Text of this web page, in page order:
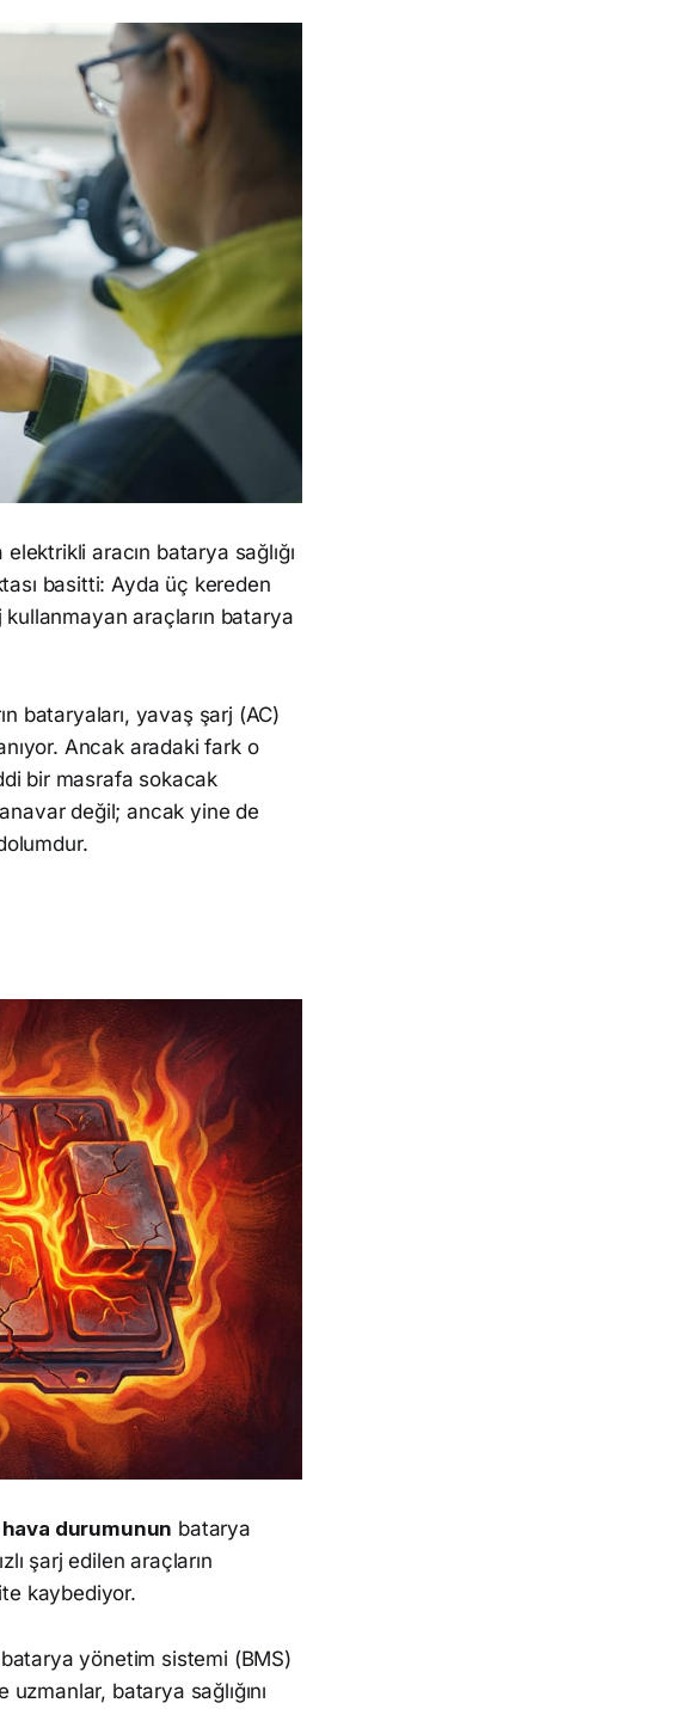
aracın batarya sağlığı
basitti: Ayda üç kereden
kullanmayan araçların batarya
bataryaları, yavaş şarj (AC)
Ancak aradaki fark o
bir masrafa sokacak
değil; ancak yine de
hava durumunun batarya
şarj edilen araçların
kaybediyor.
batarya yönetim sistemi (BMS)
batarya sağlığını